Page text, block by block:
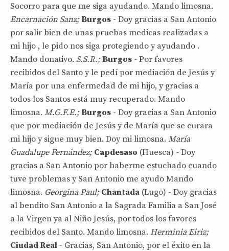
Socorro para que me siga ayudando. Mando limosna.
Encarnación Sanz; Burgos - Doy gracias a San Antonio
por salir bien de unas pruebas medicas realizadas a
mi hijo , le pido nos siga protegiendo y ayudando .
Mando donativo. S.S.R.; Burgos - Por favores
recibidos del Santo y le pedí por mediación de Jesús y
María por una enfermedad de mi hijo, y gracias a
todos los Santos está muy recuperado. Mando
limosna. M.G.F.E.; Burgos - Doy gracias a San Antonio
que por mediación de Jesús y de María que se curara
mi hijo y sigue muy bien. Doy mi limosna. María
Guadalupe Fernández; Capdesaso (Huesca) - Doy
gracias a San Antonio por haberme estuchado cuando
tuve problemas y San Antonio me ayudo Mando
limosna. Georgina Paul; Chantada (Lugo) - Doy gracias
al bendito San Antonio a la Sagrada Familia a San José
a la Virgen ya al Niño Jesús, por todos los favores
recibidos del Santo. Mando limosna. Herminia Eiriz;
Ciudad Real - Gracias, San Antonio, por el éxito en la